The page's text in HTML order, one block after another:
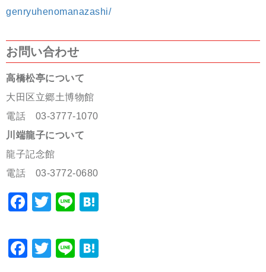
genryuhenomanazashi/
お問い合わせ
高橋松亭について
大田区立郷土博物館
電話 03-3777-1070
川端龍子について
龍子記念館
電話 03-3772-0680
Facebook
Twitter
Line
Facebook
Twitter
Line